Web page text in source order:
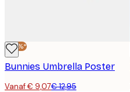
-30%*
Bunnies Umbrella Poster
Vanaf € 9,07€ 12,95